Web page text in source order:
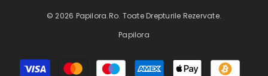
© 2026 Papilora.ro. Toate Drepturile Rezervate.
Papilora
Metode